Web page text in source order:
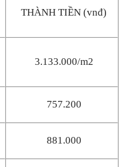
THÀNH TIỀN (vnđ)
3.133.000/m2
757.200
881.000